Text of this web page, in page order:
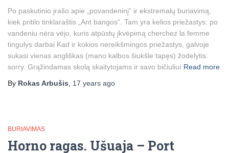
Po paskutinio įrašo apie „povandeninį“ ir ekstremalų buriavimą,
kiek pritilo tinklaraštis „Ant bangos“. Tam yra kelios priežastys: po
vandeniu nėra vėjo, kuris atpūstų įkvėpimą cherchez la femme
tingulys darbai Kad ir kokios nereikšmingos priežastys, galvoje
sukasi vienas angliškas (mano kalbos šiukšle tapęs) žodelytis:
sorry. Grąžindamas skolą skaitytojams ir savo bičiuliui Read more
By Rokas Arbušis 17 years ago
BURIAVIMAS
Horno ragas. Ušuaja – Port